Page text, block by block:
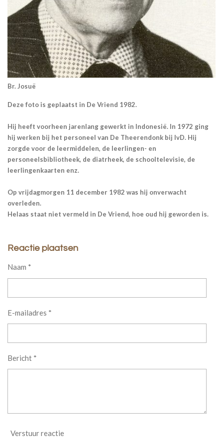
Br. Josuë
Deze foto is geplaatst in De Vriend 1982.
Hij heeft voorheen jarenlang gewerkt in Indonesië. In 1972 ging
hij werken bij het personeel van De Theerendonk bij IvD. Hij
zorgde voor de leermiddelen, de leerlingen- en
personeelsbibliotheek, de diatrheek, de schooltelevisie, de
leerlingenkaarten enz.
Op vrijdagmorgen 11 december 1982 was hij onverwacht
overleden.
Helaas staat niet vermeld in De Vriend, hoe oud hij geworden is.
Reactie plaatsen
Naam *
E-mailadres *
Bericht *
Verstuur reactie